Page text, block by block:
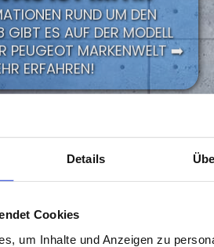
Details
Cookies
um Inhalte und Anzeigen zu
RUND UM DEN
ES AUF DER MODELL
PEUGEOT MARKENWELT ➡️
ERFAHREN!
UNS 🤝